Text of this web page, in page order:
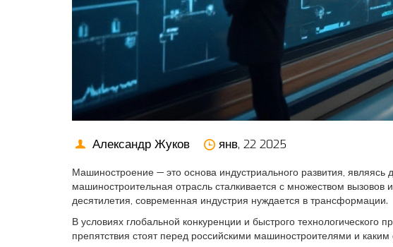
Александр Жуков янв, 22 2025
Машиностроение — это основа индустриального развития, являясь
машиностроительная отрасль сталкивается с множеством
десятилетия, современная индустрия нуждается в трансформации.
В условиях глобальной конкуренции и быстрого
препятствия стоят перед российскими машиностроителями и